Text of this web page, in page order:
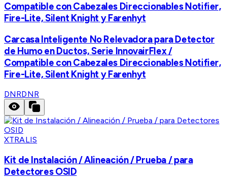
Compatible con Cabezales Direccionables Notifier,
Fire-Lite, Silent Knight y Farenhyt
Carcasa Inteligente No Relevadora para Detector
de Humo en Ductos, Serie InnovairFlex /
Compatible con Cabezales Direccionables Notifier,
Fire-Lite, Silent Knight y Farenhyt
DNRDNR
XTRALIS
Kit de Instalación / Alineación / Prueba / para
Detectores OSID